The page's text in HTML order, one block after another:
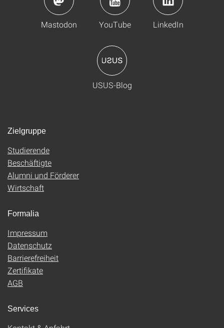
Mastodon YouTube LinkedIn
USUS-Blog
Zielgruppe
Studierende
Beschäftigte
Alumni und Förderer
Wirtschaft
Formalia
Impressum
Datenschutz
Barrierefreiheit
Zertifikate
AGB
Services